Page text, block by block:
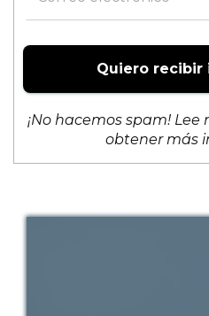
¡No hacemos spam! Lee
obtener más